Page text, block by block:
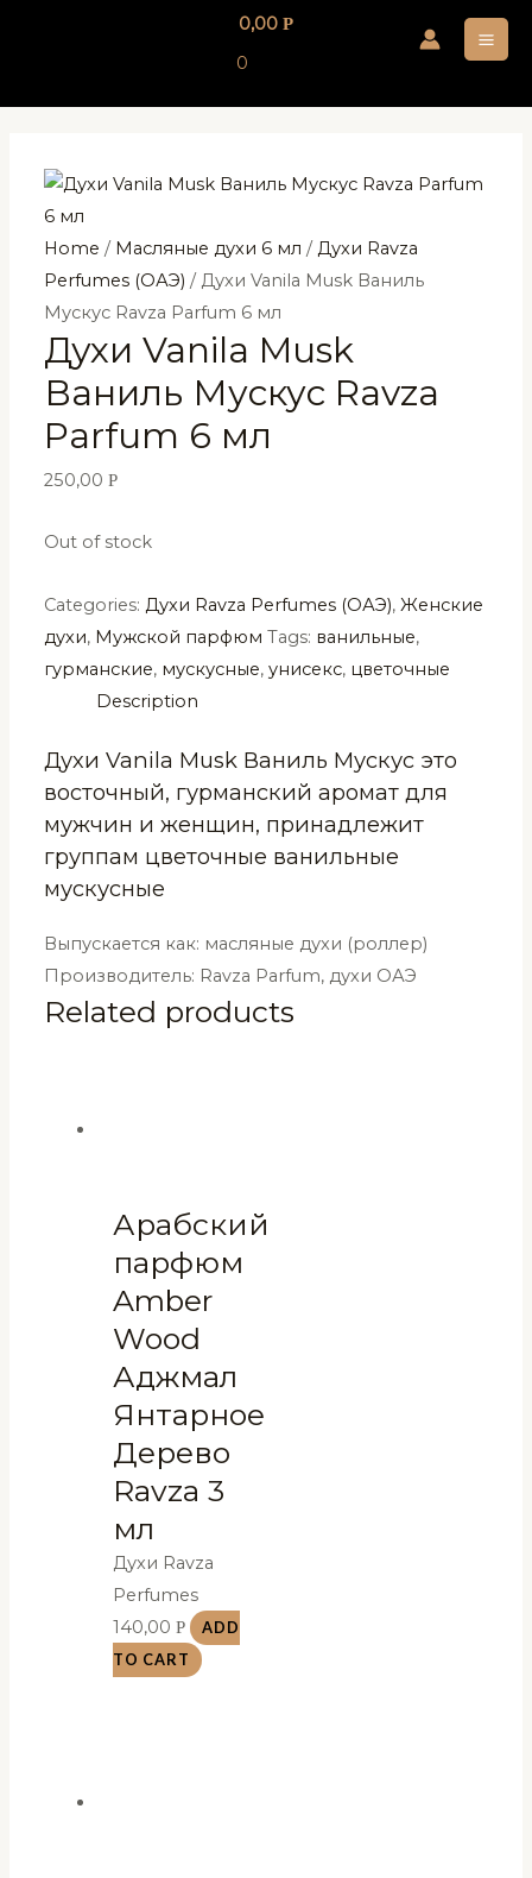
0,00 Р
0
Home / Масляные духи 6 мл /Духи Ravza
Perfumes (ОАЭ) / Духи Vanila Musk Ваниль
Мускус Ravza Parfum 6 мл
Духи Vanila Musk
Ваниль Мускус Ravza
Parfum 6 мл
250,00Р
Out of stock
Categories:Духи Ravza Perfumes (ОАЭ),Женские
духи, Мужской парфюм Tags: ванильные,
гурманские, мускусные,унисекс, цветочные
Description
Духи Vanila Musk Ваниль Мускус это
восточный, гурманский аромат для
мужчин и женщин, принадлежит
группам цветочные ванильные
мускусные
Выпускается как: масляные духи (роллер)
Производитель: Ravza Parfum, духи ОАЭ
Related products
Арабский
парфюм
Amber
Wood
Аджмал
Янтарное
Дерево
Ravza 3
мл
Духи Ravza
Perfumes
140,00Р
ADD
TO CART